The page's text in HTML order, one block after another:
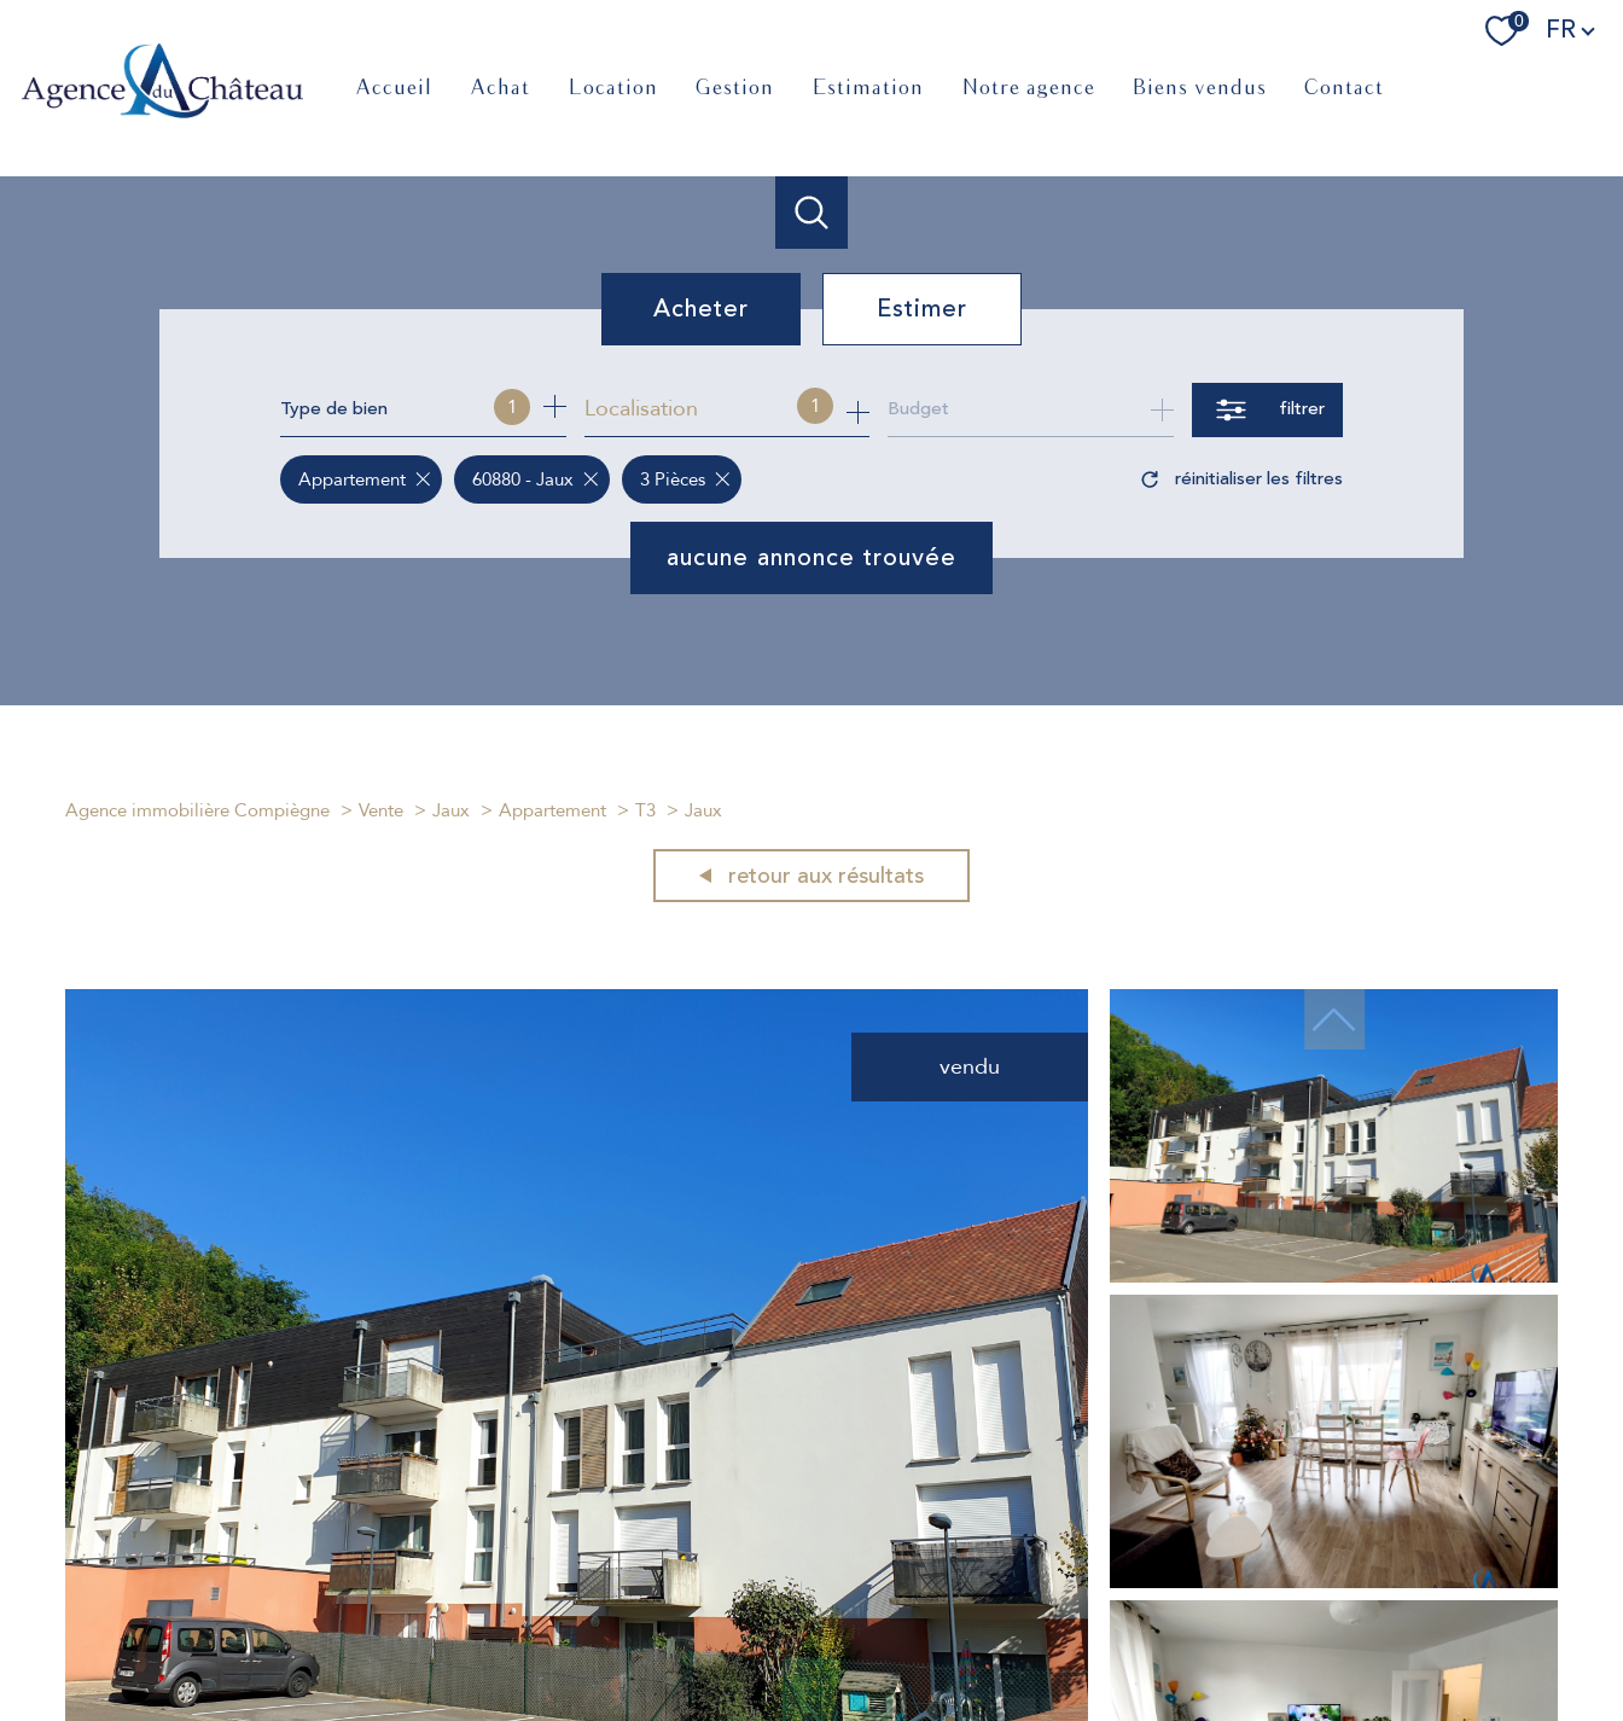
0 Langue
FR
accueil achat location gestion estimation notre agence biens vendus contact
Acheter Estimer
Type de bien 1 1
Localisation Budget filtrer
aucune annonce trouvée
Appartement 60880 - Jaux 3 Pièces réinitialiser les filtres
Agence immobilière Compiègne Vente Jaux Appartement T3 Jaux
retour aux résultats
vendu